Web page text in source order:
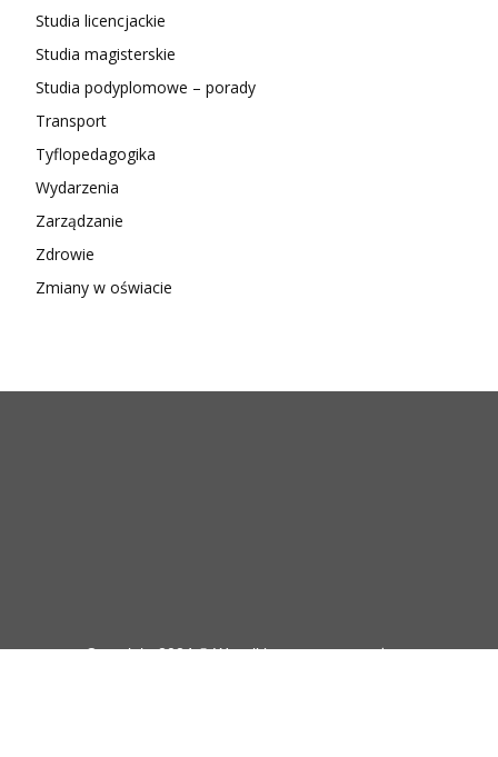
Studia licencjackie
Studia magisterskie
Studia podyplomowe – porady
Transport
Tyflopedagogika
Wydarzenia
Zarządzanie
Zdrowie
Zmiany w oświacie
Copyright 2024 © Wszelkie prawa zastrzeżone